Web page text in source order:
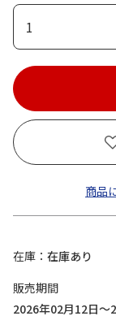
1
商品
在庫
在庫あり
販売期間
2026年02月12日～